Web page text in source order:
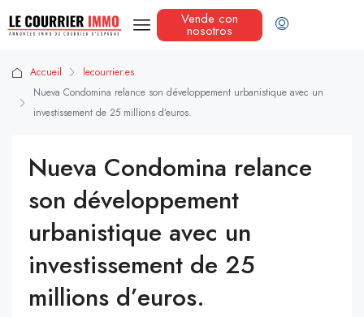
Vende con
nosotros
Accueil
lecourrier.es
Nueva Condomina relance son développement urbanistique avec un
investissement de 25 millions d’euros.
Nueva Condomina relance
son développement
urbanistique avec un
investissement de 25
millions d’euros.